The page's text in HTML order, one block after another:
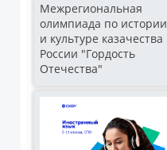
Межрегиональная
олимпиада по истории
и культуре казачества
России "Гордость
Отечества"